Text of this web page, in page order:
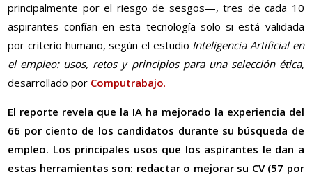
principalmente por el riesgo de sesgos—, tres de cada 10
aspirantes confían en esta tecnología solo si está validada
por criterio humano, según el estudio Inteligencia Artificial en
el empleo: usos, retos y principios para una selección ética,
desarrollado por Computrabajo.
El reporte revela que la IA ha mejorado la experiencia del
66 por ciento de los candidatos durante su búsqueda de
empleo. Los principales usos que los aspirantes le dan a
estas herramientas son: redactar o mejorar su CV (57 por